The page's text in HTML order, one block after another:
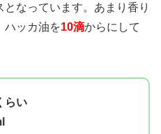
なっています。あまり香り
ハッカ油を10滴からにして
らい